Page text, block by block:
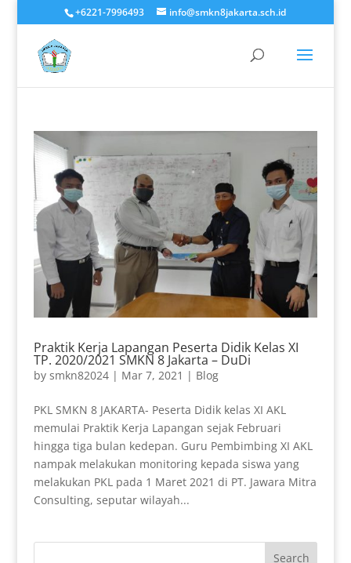
+6221-7996493 info@smkn8jakarta.sch.id
Praktik Kerja Lapangan Peserta Didik Kelas XI
TP. 2020/2021 SMKN 8 Jakarta – DuDi
by smkn82024| Mar 7, 2021 | Blog
PKL SMKN 8 JAKARTA- Peserta Didik kelas XI AKL
memulai Praktik Kerja Lapangan sejak Februari
hingga tiga bulan kedepan. Guru Pembimbing XI AKL
nampak melakukan monitoring kepada siswa yang
melakukan PKL pada 1 Maret 2021 di PT. Jawara Mitra
Consulting, seputar wilayah...